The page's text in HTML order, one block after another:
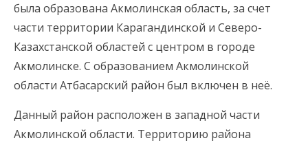
была образована Акмолинская область, за счет
части территории Карагандинской и Северо-
Казахстанской областей с центром в городе
Акмолинске. С образованием Акмолинской
области Атбасарский район был включен в неё.
Данный район расположен в западной части
Акмолинской области. Территорию района